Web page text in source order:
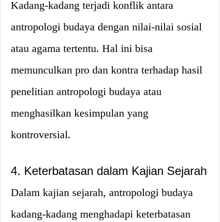
Kadang-kadang terjadi konflik antara
antropologi budaya dengan nilai-nilai sosial
atau agama tertentu. Hal ini bisa
memunculkan pro dan kontra terhadap hasil
penelitian antropologi budaya atau
menghasilkan kesimpulan yang
kontroversial.
4. Keterbatasan dalam Kajian Sejarah
Dalam kajian sejarah, antropologi budaya
kadang-kadang menghadapi keterbatasan